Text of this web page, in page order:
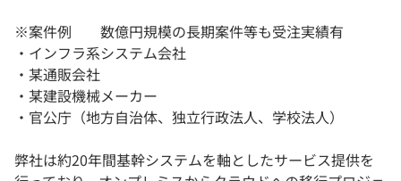
※案件例 数億円規模の長期案件等も受注実績有
・インフラ系システム会社
・某通販会社
・某建設機械メーカー
・官公庁（地方自治体、独立行政法人、学校法人）
弊社は約20年間基幹システムを軸としたサービス提供を